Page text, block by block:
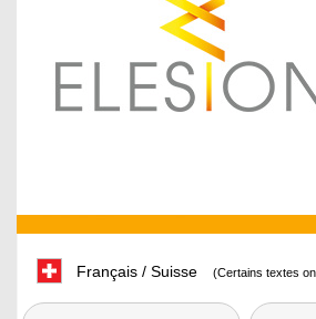
Français / Suisse (Certains textes